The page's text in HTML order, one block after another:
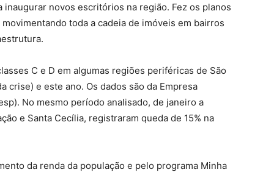
novos escritórios na região. Fez os planos
toda a cadeia de imóveis em bairros
C e D em algumas regiões periféricas de São
crise) e este ano. Os dados são da Empresa
No mesmo período analisado, de janeiro a
e Santa Cecília, registraram queda de 15% na
da renda da população e pelo programa Minha